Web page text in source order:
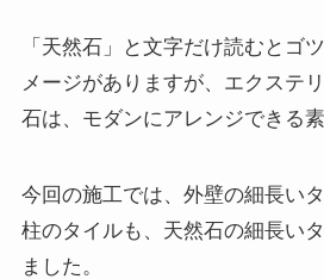
「天然石」と文字だけ読むとゴ
メージがありますが、エクステ
石は、モダンにアレンジできる
今回の施工では、外壁の細長い
柱のタイルも、天然石の細長い
ました。